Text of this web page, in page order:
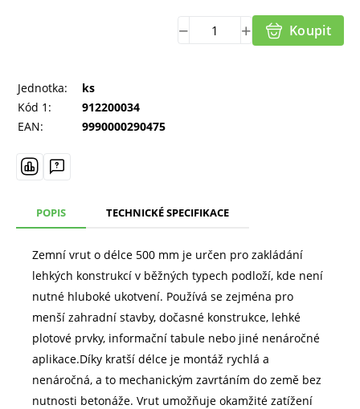
Koupit
Jednotka:
ks
Kód 1:
912200034
EAN:
9990000290475
POPIS TECHNICKÉ SPECIFIKACE
Zemní vrut o délce 500 mm je určen pro zakládání
lehkých konstrukcí v běžných typech podloží, kde není
nutné hluboké ukotvení. Používá se zejména pro
menší zahradní stavby, dočasné konstrukce, lehké
plotové prvky, informační tabule nebo jiné nenáročné
aplikace.Díky kratší délce je montáž rychlá a
nenáročná, a to mechanickým zavrtáním do země bez
nutnosti betonáže. Vrut umožňuje okamžité zatížení